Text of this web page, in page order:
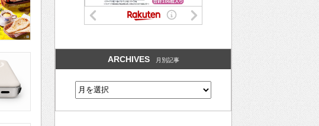
ARCHIVES 月別記事